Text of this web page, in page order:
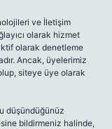
ve İletişim
olarak hizmet
olarak denetleme
Ancak, üyelerimiz
siteye üye olarak
düşündüğünüz
bildirmeniz halinde,